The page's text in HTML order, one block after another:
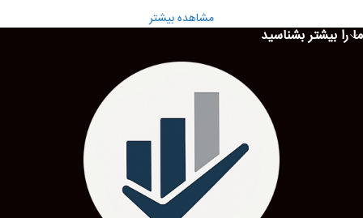
مشاهده بیشتر
ما را بیشتر بشناسید